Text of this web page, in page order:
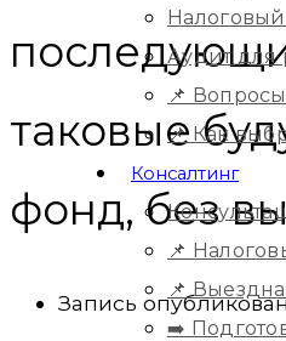
Аудит для
📌
📌 Как
Консалтинг
📌
📌
➡️
таковые
фонд, без
Запись